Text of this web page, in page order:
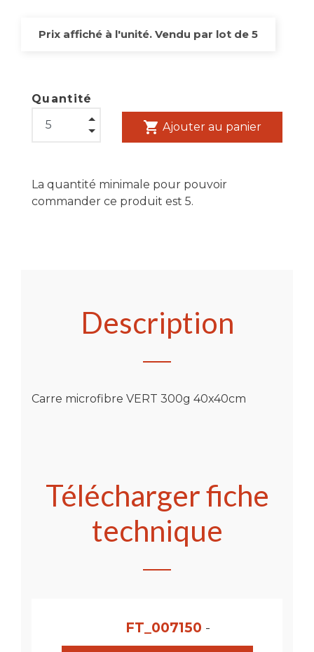
Prix affiché à l'unité. Vendu par lot de 5
Quantité
shopping_cart Ajouter au panier
La quantité minimale pour pouvoir
commander ce produit est 5.
Description
Carre microfibre VERT 300g 40x40cm
Télécharger fiche
technique
FT_007150 -